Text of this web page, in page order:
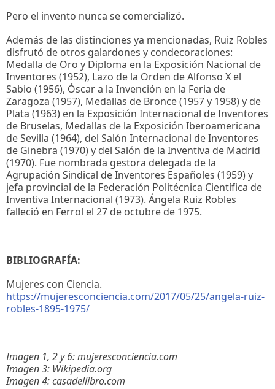
Pero el invento nunca se comercializó.
Además de las distinciones ya mencionadas, Ruiz Robles
disfrutó de otros galardones y condecoraciones:
Medalla de Oro y Diploma en la Exposición Nacional de
Inventores (1952), Lazo de la Orden de Alfonso X el
Sabio (1956), Óscar a la Invención en la Feria de
Zaragoza (1957), Medallas de Bronce (1957 y 1958) y de
Plata (1963) en la Exposición Internacional de Inventores
de Bruselas, Medallas de la Exposición Iberoamericana
de Sevilla (1964), del Salón Internacional de Inventores
de Ginebra (1970) y del Salón de la Inventiva de Madrid
(1970). Fue nombrada gestora delegada de la
Agrupación Sindical de Inventores Españoles (1959) y
jefa provincial de la Federación Politécnica Científica de
Inventiva Internacional (1973). Ángela Ruiz Robles
falleció en Ferrol el 27 de octubre de 1975.
BIBLIOGRAFÍA:
Mujeres con Ciencia.
https://mujeresconciencia.com/2017/05/25/angela-ruiz-
robles-1895-1975/
Imagen 1, 2 y 6: mujeresconciencia.com
Imagen 3: Wikipedia.org
Imagen 4: casadellibro.com